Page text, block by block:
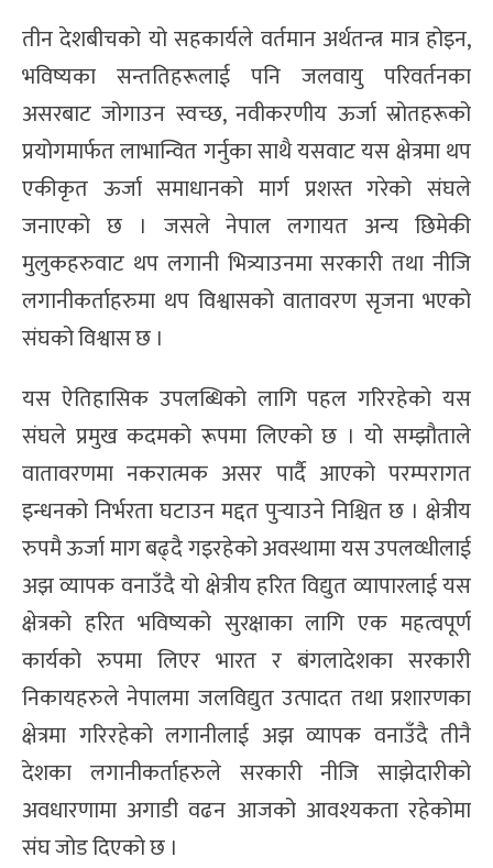
तीन देशबीचको यो सहकार्यले वर्तमान अर्थतन्त्र मात्र होइन,
भविष्यका सन्ततिहरूलाई पनि जलवायु परिवर्तनका
असरबाट जोगाउन स्वच्छ, नवीकरणीय ऊर्जा स्रोतहरूको
प्रयोगमार्फत लाभान्वित गर्नुका साथै यसवाट यस क्षेत्रमा थप
एकीकृत ऊर्जा समाधानको मार्ग प्रशस्त गरेको संघले
जनाएको छ । जसले नेपाल लगायत अन्य छिमेकी
मुलुकहरुवाट थप लगानी भित्र्याउनमा सरकारी तथा नीजि
लगानीकर्ताहरुमा थप विश्वासको वातावरण सृजना भएको
संघको विश्वास छ ।
यस ऐतिहासिक उपलब्धिको लागि पहल गरिरहेको यस
संघले प्रमुख कदमको रूपमा लिएको छ । यो सम्झौताले
वातावरणमा नकरात्मक असर पार्दै आएको परम्परागत
इन्धनको निर्भरता घटाउन मद्दत पुर्‍याउने निश्चित छ । क्षेत्रीय
रुपमै ऊर्जा माग बढ्दै गइरहेको अवस्थामा यस उपलव्धीलाई
अझ व्यापक वनाउँदै यो क्षेत्रीय हरित विद्युत व्यापारलाई यस
क्षेत्रको हरित भविष्यको सुरक्षाका लागि एक महत्वपूर्ण
कार्यको रुपमा लिएर भारत र बंगलादेशका सरकारी
निकायहरुले नेपालमा जलविद्युत उत्पादत तथा प्रशारणका
क्षेत्रमा गरिरहेको लगानीलाई अझ व्यापक वनाउँदै तीनै
देशका लगानीकर्ताहरुले सरकारी नीजि साझेदारीको
अवधारणामा अगाडी वढन आजको आवश्यकता रहेकोमा
संघ जोड दिएको छ ।